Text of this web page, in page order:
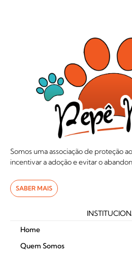
Somos uma associação de proteção
incentivar a adoção e evitar o
SABER MAIS
Home
Quem Somos